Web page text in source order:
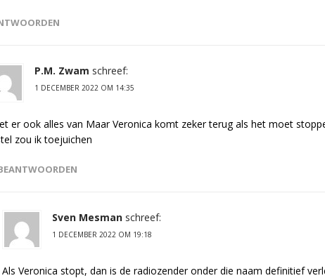
P.M. Zwam schreef:
1 DECEMBER 2022 OM 14:35
er ook alles van Maar Veronica komt zeker terug als het moet
zou ik toejuichen
Sven Mesman schreef:
1 DECEMBER 2022 OM 19:18
Als Veronica stopt, dan is de radiozender onder die naam definitief